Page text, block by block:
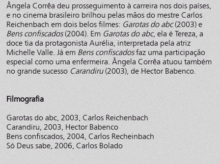
Ângela Corrêa deu prosseguimento à carreira nos dois países,
e no cinema brasileiro brilhou pelas mãos do mestre Carlos
Reichenbach em dois belos filmes: Garotas do abc(2003) e
Bens confiscados(2004). Em Garotas do abc, ela é Tereza, a
doce tia da protagonista Aurélia, interpretada pela atriz
Michelle Valle. Já em Bens confiscadosfaz uma participação
especial como uma enfermeira. Ângela Corrêa atuou também
no grande sucesso Carandiru(2003), de Hector Babenco.
Filmografia
Garotas do abc, 2003, Carlos Reichenbach
Carandiru, 2003, Hector Babenco
Bens confiscados, 2004, Carlos Recheinbach
Só Deus sabe, 2006, Carlos Bolado